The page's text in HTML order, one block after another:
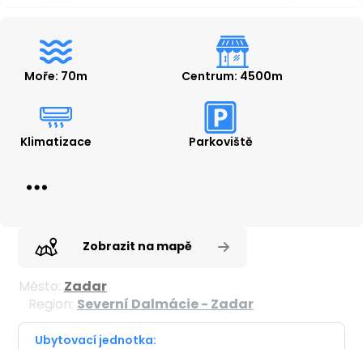
Moře: 70m Centrum: 4500m
Klimatizace Parkoviště
Zobrazit na mapě
Město: Zadar
Region: Severní Dalmácie - Zadar
Ubytovací jednotka: